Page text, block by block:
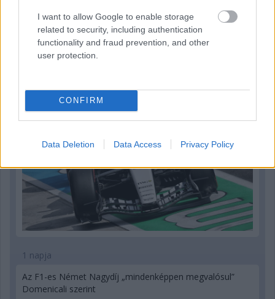
I want to allow Google to enable storage
related to security, including authentication
functionality and fraud prevention, and other
user protection.
CONFIRM
Data Deletion Data Access Privacy Policy
Parc Fermé
1 órája
Hamarosan leáll az idei F1-es fejlesztésekkel a Cadillac
1 napja
Az F1-es Német Nagydíj „mindenképpen megvalósul”
Domenicali szerint